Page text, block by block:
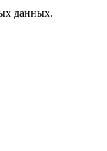
данных.